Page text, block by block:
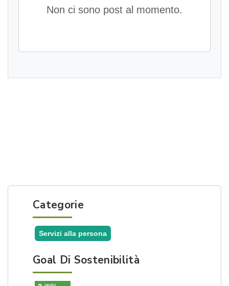
Non ci sono post al momento.
Categorie
Servizi alla persona
Goal Di Sostenibilità